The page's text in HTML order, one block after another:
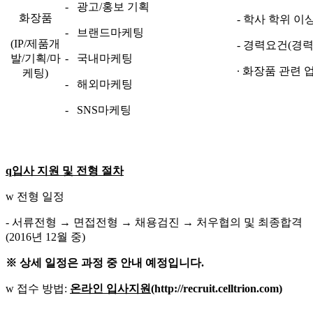
화장품
(IP/제품개
발/기획/마
케팅)
- 광고/홍보 기획
- 브랜드마케팅
- 국내마케팅
- 해외마케팅
- SNS마케팅
- 학사 학위 이
- 경력요건(경
∙ 화장품 관련
q입사 지원 및 전형 절차
w 전형 일정
- 서류전형 → 면접전형 → 채용검진 → 처우협의 및 최종합격
(2016년 12월 중)
※ 상세 일정은 과정 중 안내 예정입니다.
w 접수 방법: 온라인 입사지원(http://recruit.celltrion.com)